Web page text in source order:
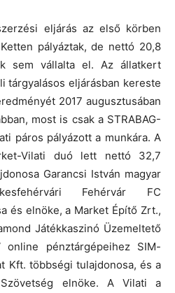
eljárás az első körben
pályáztak, de nettó 20,8
sem vállalta el. Az állatkert
tárgyalásos eljárásban kereste
2017 augusztusában
most is csak a STRABAG-
páros pályázott a munkára. A
Vilati duó lett nettó 32,7
Garancsi István magyar
Fehérvár FC
és elnöke, a Market Építő Zrt.,
Játékkaszinó Üzemeltető
online pénztárgépeihez SIM-
Kft. többségi tulajdonosa, és a
Szövetség elnöke. A Vilati a